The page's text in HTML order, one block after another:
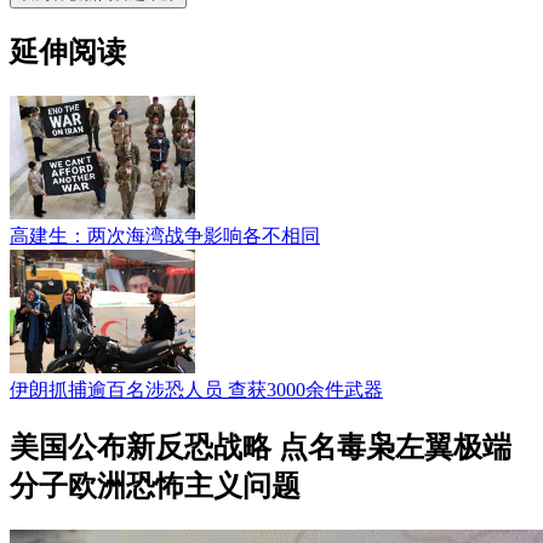
延伸阅读
高建生：两次海湾战争影响各不相同
伊朗抓捕逾百名涉恐人员 查获3000余件武器
美国公布新反恐战略 点名毒枭左翼极端
分子欧洲恐怖主义问题